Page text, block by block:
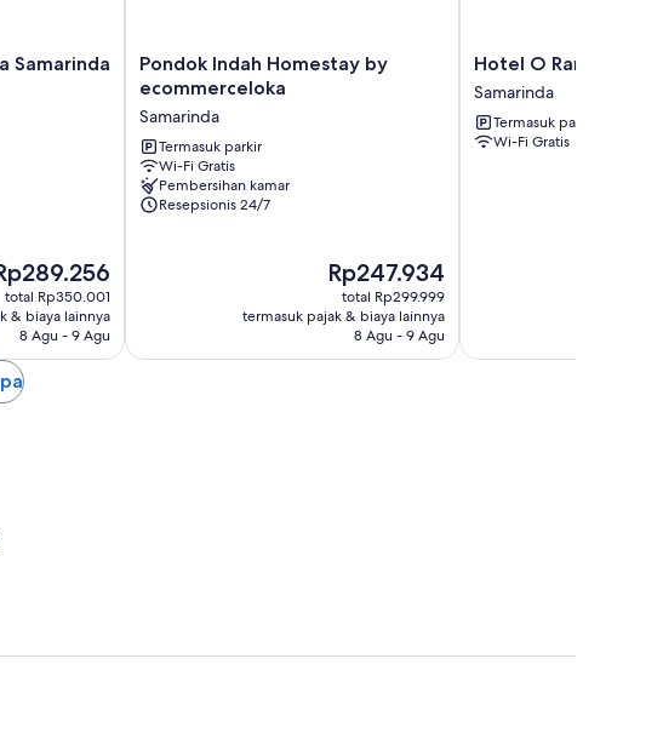
Samarinda
sekarang
total Rp350.001
& biaya lainnya
8 Agu - 9 Agu
Pondok
Indah
by
ecommerceloka
Samarinda
Pondok Indah Homestay by
ecommerceloka
Samarinda
Termasuk parkir
Wi-Fi Gratis
Pembersihan kamar
Resepsionis 24/7
Harga
sekarang
Rp247.934
Rp247.934
total Rp299.999
termasuk pajak & biaya lainnya
8 Agu - 9 Agu
Hotel
O
Rama
Homestay
Samarinda
Hotel O Rama
Samarinda
Termasuk parkir
Wi-Fi Gratis